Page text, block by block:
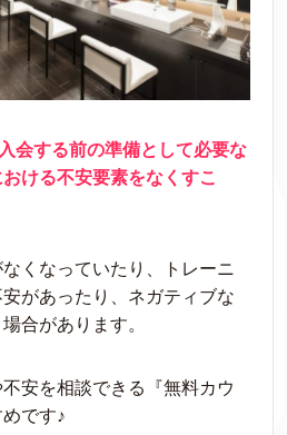
会する前の準備として必要な
ける不安要素をなくすこ
くなっていたり、トレーニ
があったり、ネガティブな
合があります。
安を相談できる『無料カウ
です♪